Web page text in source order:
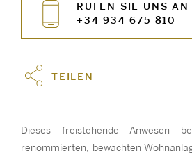
RUFEN SIE UNS AN
+34 934 675 810
TEILEN
Dieses freistehende Anwesen
renommierten, bewachten